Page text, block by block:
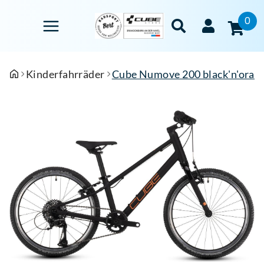
0
Kinderfahrräder Cube Numove 200